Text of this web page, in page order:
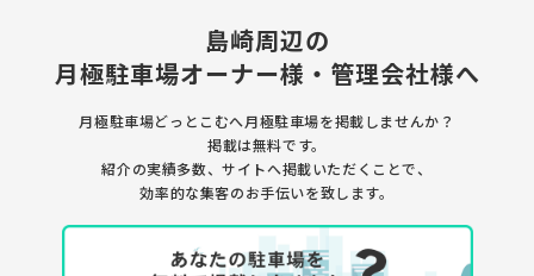
島崎周辺の
月極駐車場オーナー様・管理会社様へ
月極駐車場どっとこむへ月極駐車場を掲載しませんか？
掲載は無料です。
紹介の実績多数、サイトへ掲載いただくことで、
効率的な集客のお手伝いを致します。